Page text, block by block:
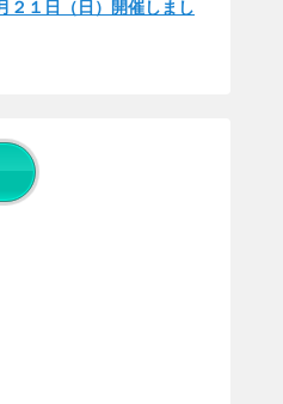
２１日（日）開催しまし